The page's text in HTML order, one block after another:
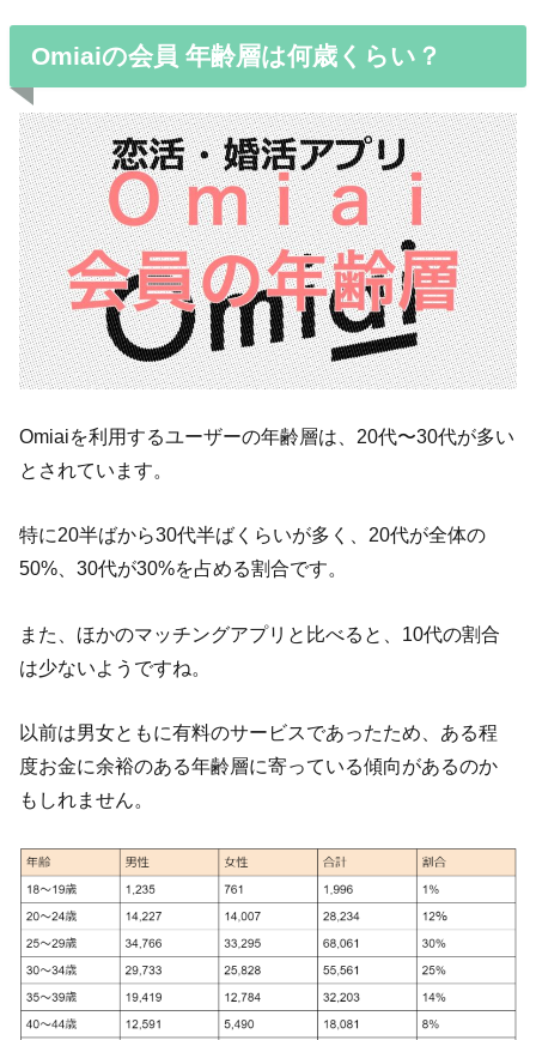
Omiaiの会員 年齢層は何歳くらい？
Omiaiを利用するユーザーの年齢層は、20代〜30代が多い
とされています。
特に20半ばから30代半ばくらいが多く、20代が全体の
50%、30代が30%を占める割合です。
また、ほかのマッチングアプリと比べると、10代の割合
は少ないようですね。
以前は男女ともに有料のサービスであったため、ある程
度お金に余裕のある年齢層に寄っている傾向があるのか
もしれません。